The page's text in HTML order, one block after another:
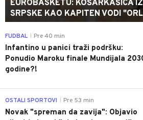
EUROBASKETU: KOŠARKAŠICA
SRPSKE KAO KAPITEN VODI
FUDBAL Pre 40 min
Infantino u panici traži podršku:
Ponudio Maroku finale Mundijala
godine?!
OSTALI SPORTOVI Pre 53 min
Novak "spreman da zavija": Objavio